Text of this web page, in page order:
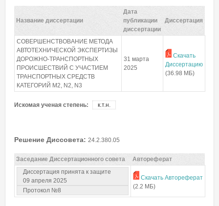
Название диссертации
Дата
публикации
диссертации
Диссертация
СОВЕРШЕНСТВОВАНИЕ МЕТОДА
АВТОТЕХНИЧЕСКОЙ ЭКСПЕРТИЗЫ
ДОРОЖНО-ТРАНСПОРТНЫХ
ПРОИСШЕСТВИЙ С УЧАСТИЕМ
ТРАНСПОРТНЫХ СРЕДСТВ
КАТЕГОРИЙ M2, N2, N3
31 марта
2025
Скачать
Диссертацию
(36.98 МБ)
Искомая ученая степень: к.т.н.
Решение Диссовета: 24.2.380.05
Заседание Диссертационного совета
Автореферат
Диссертация принята к защите
09 апреля 2025
Протокол №8
Скачать Автореферат
(2.2 МБ)